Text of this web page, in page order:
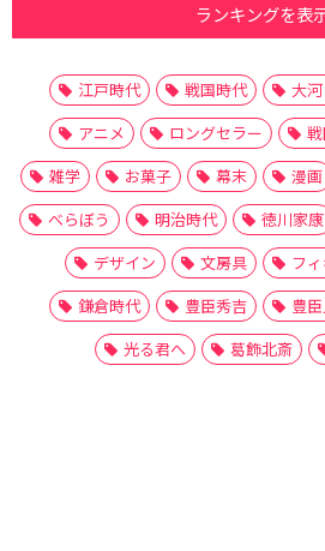
ランキングを表
江戸時代 戦国時代 大
アニメ
ロングセラー
雑学
お菓子 幕末 漫画
べらぼう
明治時代 徳川家康
デザイン
文房具 フ
鎌倉時代
豊臣秀吉 豊臣
光る君へ
葛飾北斎